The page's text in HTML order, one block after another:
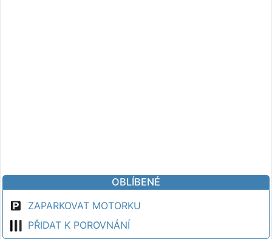
OBLÍBENÉ
ZAPARKOVAT MOTORKU
PŘIDAT K POROVNÁNÍ